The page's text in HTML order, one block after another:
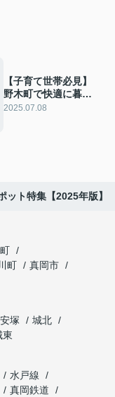
【子育て世帯必見】
野木町で快適に暮ら
すための住宅購入＆
2025.07.08
ト特集【2025年版】
町
真岡市
塚
城北
東
水戸線
真岡鉄道